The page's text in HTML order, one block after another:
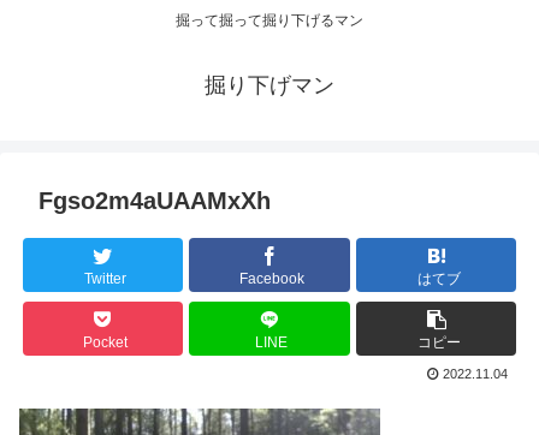
掘って掘って掘り下げるマン
掘り下げマン
Fgso2m4aUAAMxXh
Twitter Facebook はてブ
Pocket LINE コピー
2022.11.04